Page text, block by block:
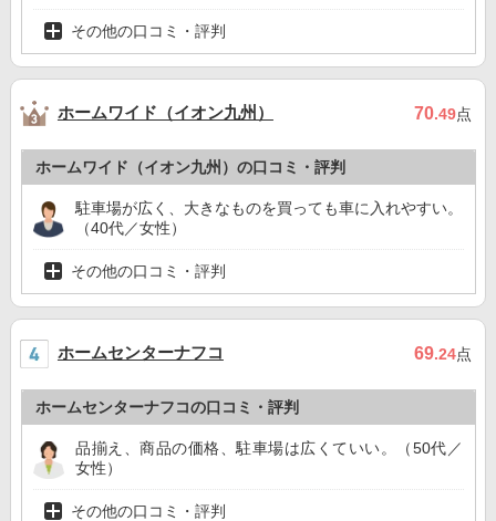
その他の口コミ・評判
ホームワイド（イオン九州） 70.49点
ホームワイド（イオン九州）の口コミ・評判
駐車場が広く、大きなものを買っても車に入れやすい。
（40代／女性）
その他の口コミ・評判
ホームセンターナフコ 69.24点
ホームセンターナフコの口コミ・評判
品揃え、商品の価格、駐車場は広くていい。（50代／
女性）
その他の口コミ・評判